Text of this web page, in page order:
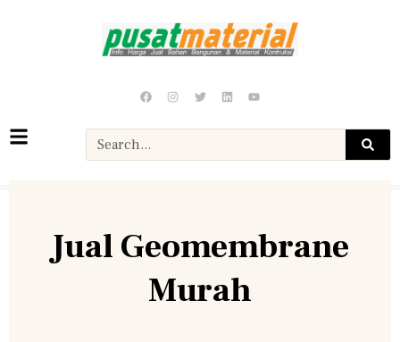
Jual Geomembrane
Murah